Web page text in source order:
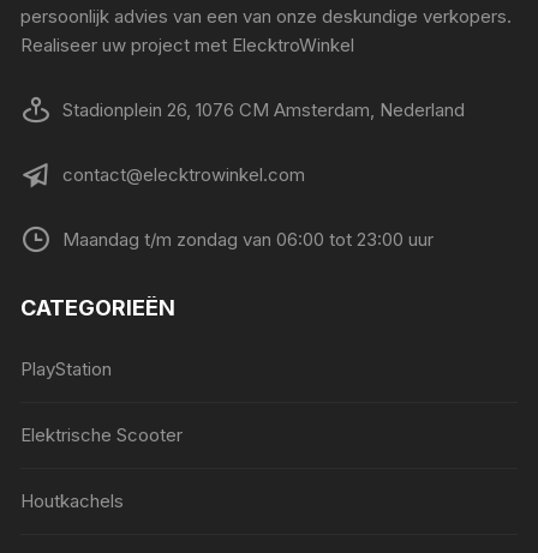
persoonlijk advies van een van onze deskundige verkopers.
Realiseer uw project met ElecktroWinkel
Stadionplein 26, 1076 CM Amsterdam, Nederland
contact@elecktrowinkel.com
Maandag t/m zondag van 06:00 tot 23:00 uur
CATEGORIEËN
PlayStation
Elektrische Scooter
Houtkachels